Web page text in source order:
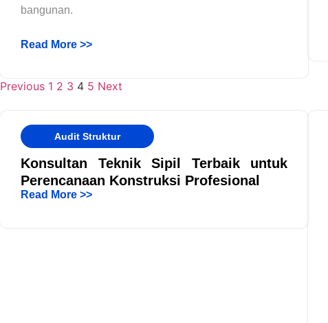
bangunan.
Read More >>
Previous 1 2 3 4 5 Next
Audit Struktur
Konsultan Teknik Sipil Terbaik untuk
Perencanaan Konstruksi Profesional
Read More >>